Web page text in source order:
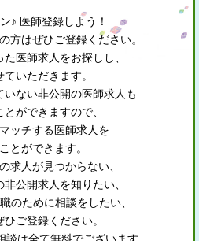
♪ 医師登録しよう！
方はぜひご登録ください。
医師求人をお探しし、
ていただきます。
ない非公開の医師求人も
ができますので、
ッチする医師求人を
とができます。
求人が見つからない、
公開求人を知りたい、
のために相談をしたい、
ご登録ください。